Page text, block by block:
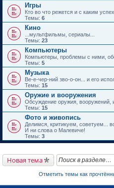
Игры
Кто во что режется и с каким
Темы: 6
Кино
...мультфильмы, сериалы...
Темы: 23
Компьютеры
Компьютеры, проблемы с ними,
Темы: 5
Музыка
Ве-е-чер-ний зво-о-он... и его
Темы: 15
Оружие и вооружения
Обсуждение оружия, вооружений,
Темы: 15
Фото и живопись
Делимся, критикуем, советуем...
И ни слова о Малевиче!
Темы: 3
Новая тема
Отметить темы как